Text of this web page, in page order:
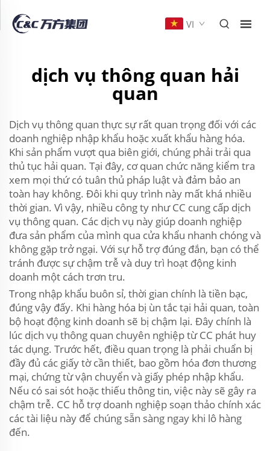
VI
dịch vụ thông quan hải
quan
Dịch vụ thông quan thực sự rất quan trọng đối với các
doanh nghiệp nhập khẩu hoặc xuất khẩu hàng hóa.
Khi sản phẩm vượt qua biên giới, chúng phải trải qua
thủ tục hải quan. Tại đây, cơ quan chức năng kiểm tra
xem mọi thứ có tuân thủ pháp luật và đảm bảo an
toàn hay không. Đôi khi quy trình này mất khá nhiều
thời gian. Vì vậy, nhiều công ty như CC cung cấp dịch
vụ thông quan. Các dịch vụ này giúp doanh nghiệp
đưa sản phẩm của mình qua cửa khẩu nhanh chóng và
không gặp trở ngại. Với sự hỗ trợ đúng đắn, bạn có thể
tránh được sự chậm trễ và duy trì hoạt động kinh
doanh một cách trơn tru.
Trong nhập khẩu buôn sỉ, thời gian chính là tiền bạc,
đúng vậy đấy. Khi hàng hóa bị ùn tắc tại hải quan, toàn
bộ hoạt động kinh doanh sẽ bị chậm lại. Đây chính là
lúc dịch vụ thông quan chuyên nghiệp từ CC phát huy
tác dụng. Trước hết, điều quan trọng là phải chuẩn bị
đầy đủ các giấy tờ cần thiết, bao gồm hóa đơn thương
mại, chứng từ vận chuyển và giấy phép nhập khẩu.
Nếu có sai sót hoặc thiếu thông tin, việc này sẽ gây ra
chậm trễ. CC hỗ trợ doanh nghiệp soạn thảo chính xác
các tài liệu này để chúng sẵn sàng ngay khi lô hàng
đến.